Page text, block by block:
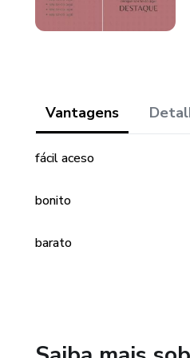
Vantagens
fácil aceso
bonito
barato